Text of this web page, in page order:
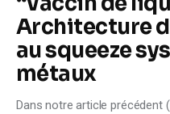
Architecture
au squeeze
métaux
Dans notre article précédent